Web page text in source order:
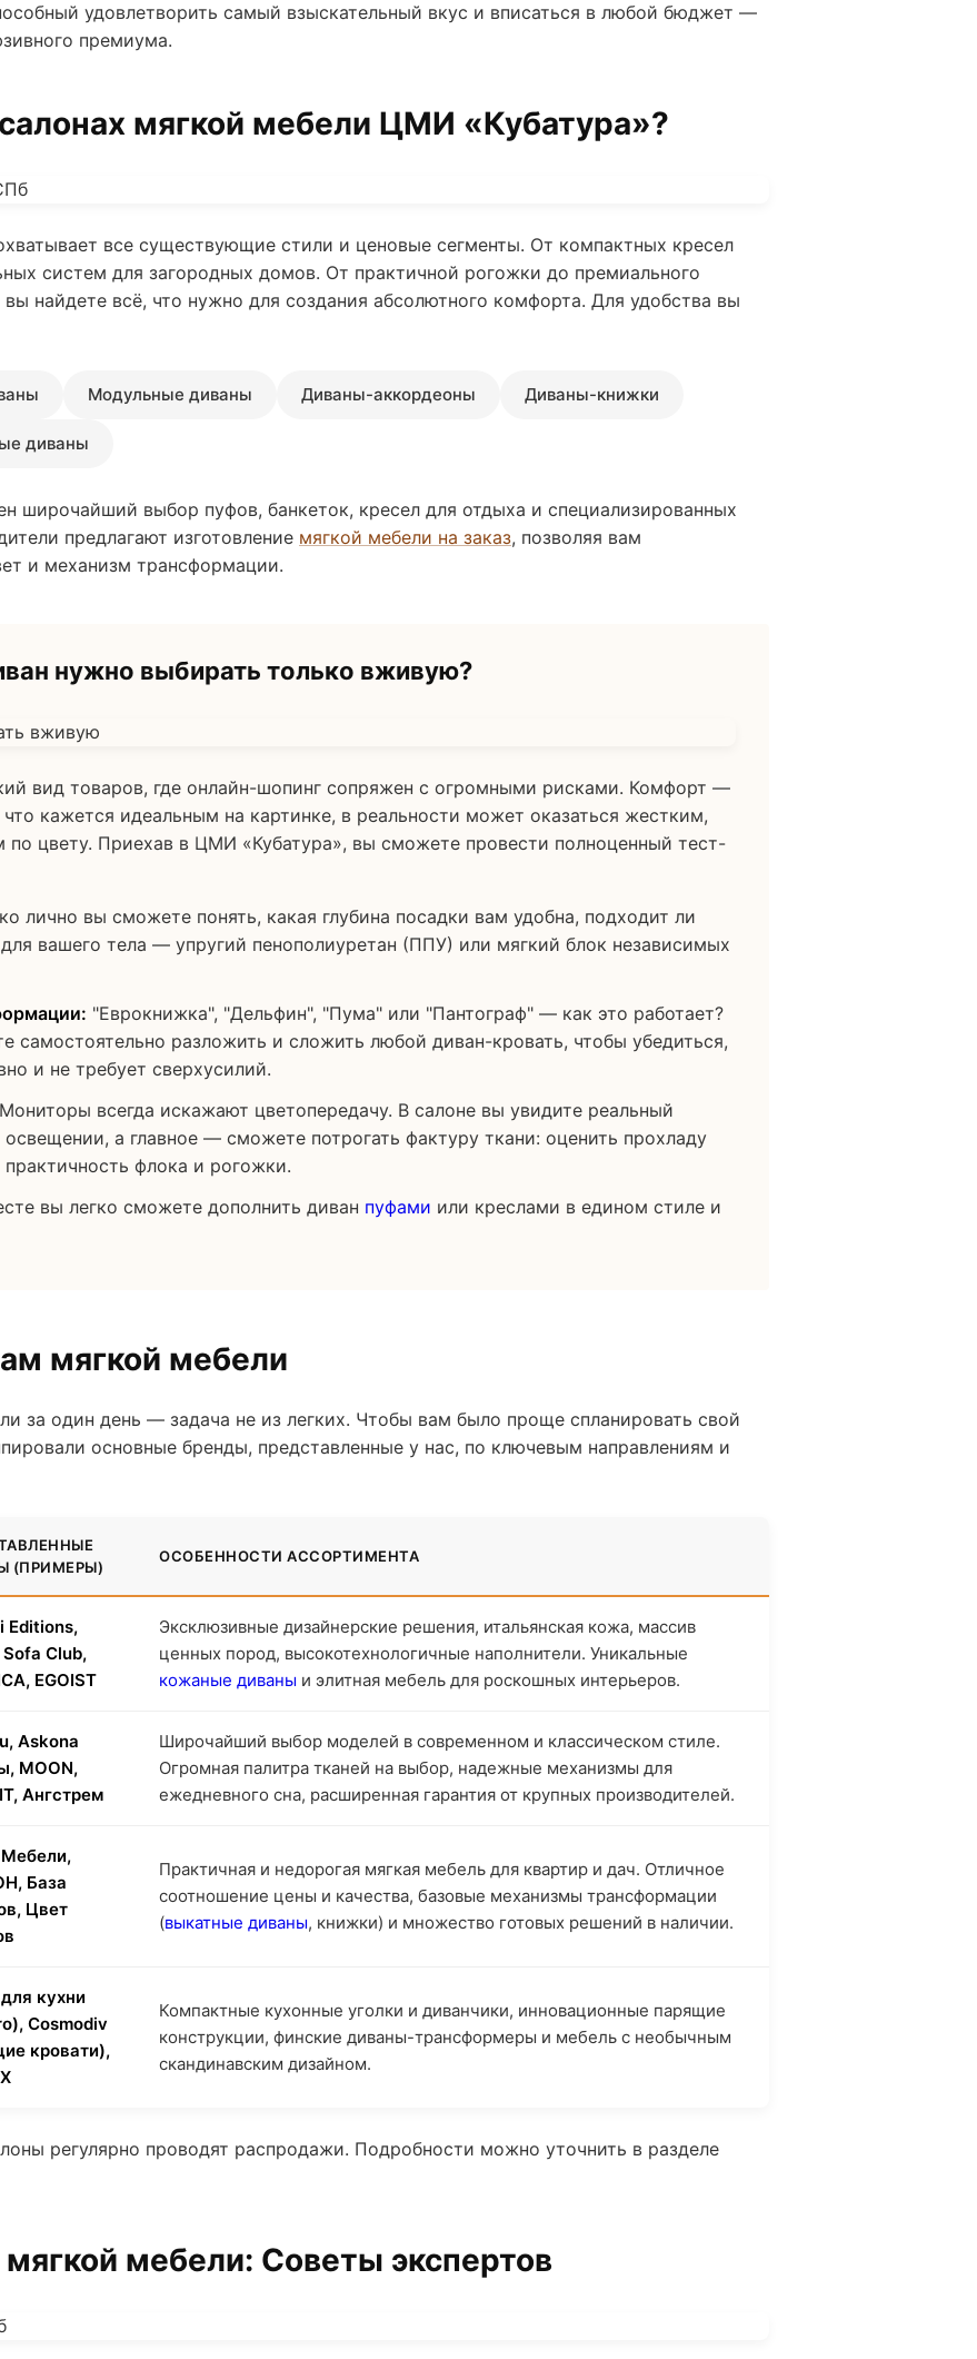
удовлетворить самый взыскательный вкус и вписаться в любой бюджет —
премиума.
мягкой мебели ЦМИ «Кубатура»?
все существующие стили и ценовые сегменты. От компактных кресел
систем для загородных домов. От практичной рогожки до премиального
найдете всё, что нужно для создания абсолютного комфорта. Для удобства вы
Модульные диваны Диваны-аккордеоны Диваны-книжки
диваны
широчайший выбор пуфов, банкеток, кресел для отдыха и специализированных
предлагают изготовление мягкой мебели на заказ, позволяя вам
и механизм трансформации.
нужно выбирать только вживую?
вид товаров, где онлайн-шопинг сопряжен с огромными рисками. Комфорт —
что кажется идеальным на картинке, в реальности может оказаться жестким,
цвету. Приехав в ЦМИ «Кубатура», вы сможете провести полноценный тест-
лично вы сможете понять, какая глубина посадки вам удобна, подходит ли
вашего тела — упругий пенополиуретан (ППУ) или мягкий блок независимых
"Еврокнижка", "Дельфин", "Пума" или "Пантограф" — как это работает?
самостоятельно разложить и сложить любой диван-кровать, чтобы убедиться,
и не требует сверхусилий.
Мониторы всегда искажают цветопередачу. В салоне вы увидите реальный
а главное — сможете потрогать фактуру ткани: оценить прохладу
флока и рогожки.
вы легко сможете дополнить диван пуфами или креслами в едином стиле и
мягкой мебели
за один день — задача не из легких. Чтобы вам было проще спланировать свой
основные бренды, представленные у нас, по ключевым направлениям и
(ПРИМЕРЫ)
ОСОБЕННОСТИ АССОРТИМЕНТА
Editions,
Club,
EGOIST
Эксклюзивные дизайнерские решения, итальянская кожа, массив
ценных пород, высокотехнологичные наполнители. Уникальные
кожаные диваны и элитная мебель для роскошных интерьеров.
Askona
MOON,
Ангстрем
Широчайший выбор моделей в современном и классическом стиле.
Огромная палитра тканей на выбор, надежные механизмы для
ежедневного сна, расширенная гарантия от крупных производителей.
База
Цвет
Практичная и недорогая мягкая мебель для квартир и дач. Отличное
соотношение цены и качества, базовые механизмы трансформации
(выкатные диваны, книжки) и множество готовых решений в наличии.
кухни
Cosmodiv
кровати),
Компактные кухонные уголки и диванчики, инновационные парящие
конструкции, финские диваны-трансформеры и мебель с необычным
скандинавским дизайном.
регулярно проводят распродажи. Подробности можно уточнить в разделе
мебели: Советы экспертов